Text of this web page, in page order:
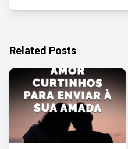
Related Posts